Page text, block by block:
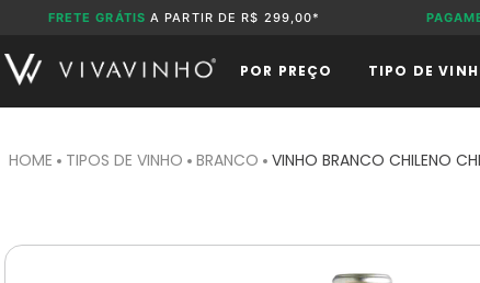
FRETE GRÁTIS A PARTIR DE R$ 299,00*
POR PREÇO TIPO DE
TIPOS DE VINHO BRANCO VINHO BRANCO CHILENO